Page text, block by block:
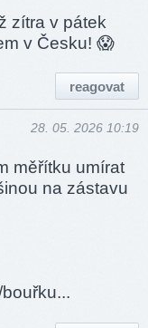
zítra v pátek
v Česku! 😱
reagovat
28. 05. 2026 10:19
měřítku umírat
na zástavu